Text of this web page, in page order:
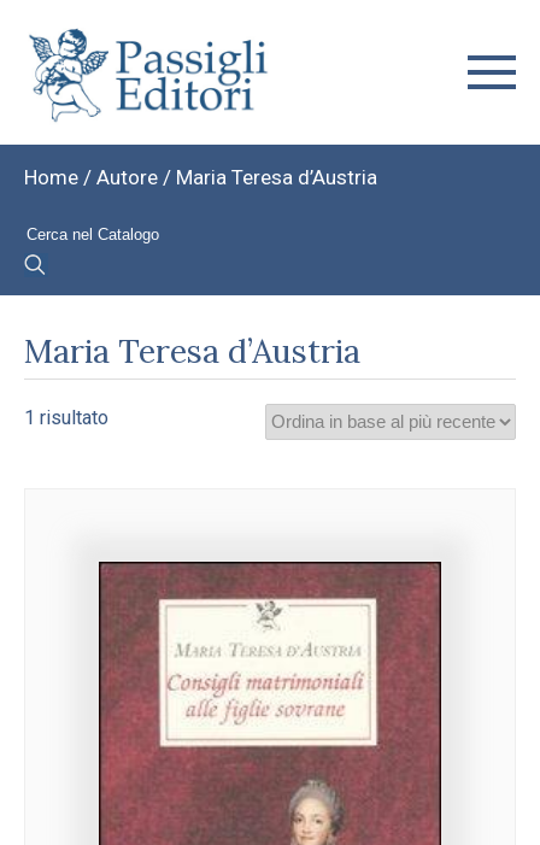
Home / Autore / Maria Teresa d’Austria
Maria Teresa d’Austria
1 risultato